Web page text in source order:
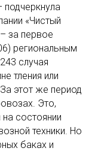
подчеркнула
«Чистый
за первое
региональным
случая
тления или
этот же период
Это,
состоянии
техники. Но
баках и